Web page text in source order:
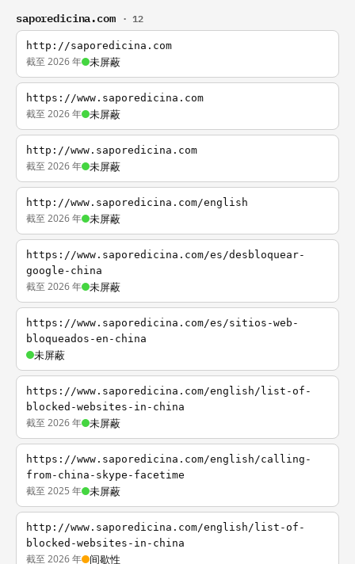
saporedicina.com · 12
http://saporedicina.com
截至 2026 年 未屏蔽
https://www.saporedicina.com
截至 2026 年 未屏蔽
http://www.saporedicina.com
截至 2026 年 未屏蔽
http://www.saporedicina.com/english
截至 2026 年 未屏蔽
https://www.saporedicina.com/es/desbloquear-
google-china
截至 2026 年 未屏蔽
https://www.saporedicina.com/es/sitios-web-
bloqueados-en-china
未屏蔽
https://www.saporedicina.com/english/list-of-
blocked-websites-in-china
截至 2026 年 未屏蔽
https://www.saporedicina.com/english/calling-
from-china-skype-facetime
截至 2025 年 未屏蔽
http://www.saporedicina.com/english/list-of-
blocked-websites-in-china
截至 2026 年 间歇性